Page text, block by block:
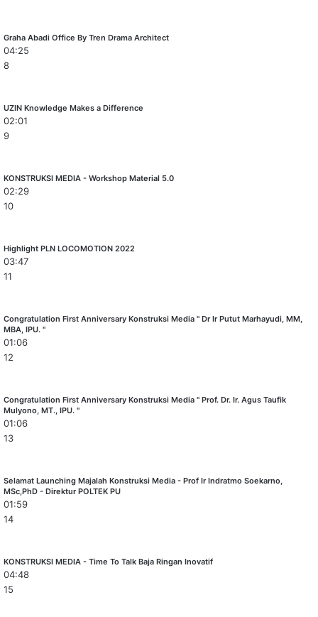
Graha Abadi Office By Tren Drama Architect
04:25
8
UZIN Knowledge Makes a Difference
02:01
9
KONSTRUKSI MEDIA - Workshop Material 5.0
02:29
10
Highlight PLN LOCOMOTION 2022
03:47
11
Congratulation First Anniversary Konstruksi Media " Dr Ir Putut Marhayudi, MM,
MBA, IPU. "
01:06
12
Congratulation First Anniversary Konstruksi Media " Prof. Dr. Ir. Agus Taufik
Mulyono, MT., IPU. "
01:06
13
Selamat Launching Majalah Konstruksi Media - Prof Ir Indratmo Soekarno,
MSc,PhD - Direktur POLTEK PU
01:59
14
KONSTRUKSI MEDIA - Time To Talk Baja Ringan Inovatif
04:48
15